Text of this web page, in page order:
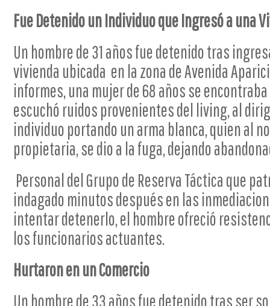
Fue Detenido un Individuo que Ingresó a una
Un hombre de 31 años fue detenido tras
vivienda ubicada en la zona de Avenida
informes, una mujer de 68 años se
escuchó ruidos provenientes del living, al
individuo portando un arma blanca, quien al
propietaria, se dio a la fuga, dejando
Personal del Grupo de Reserva Táctica que
indagado minutos después en las
intentar detenerlo, el hombre ofreció
los funcionarios actuantes.
Hurtaron en un Comercio
Un hombre de 33 años fue detenido tras ser